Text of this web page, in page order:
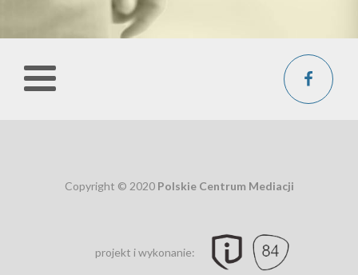
Copyright © 2020 Polskie Centrum Mediacji
projekt i wykonanie: